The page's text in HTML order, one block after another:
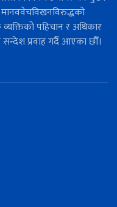
मानववेचविखनविरुद्धको
पहिचान र अधिकार
सन्देश प्रवाह गर्दै आएका छौँ।